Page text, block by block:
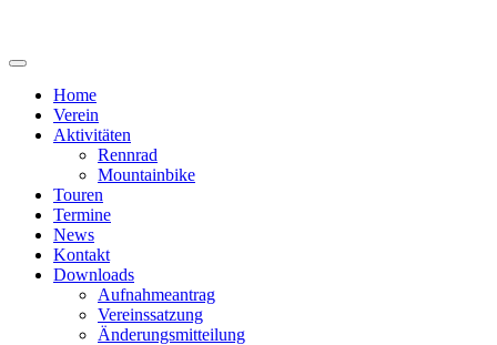
Home
Verein
Aktivitäten
Rennrad
Mountainbike
Touren
Termine
News
Kontakt
Downloads
Aufnahmeantrag
Vereinssatzung
Änderungsmitteilung